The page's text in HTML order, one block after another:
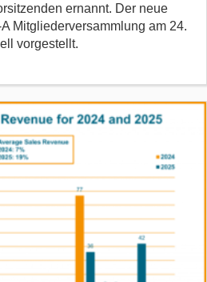
ernannt. Der neue
Mitgliederversammlung am 24.
vorgestellt.